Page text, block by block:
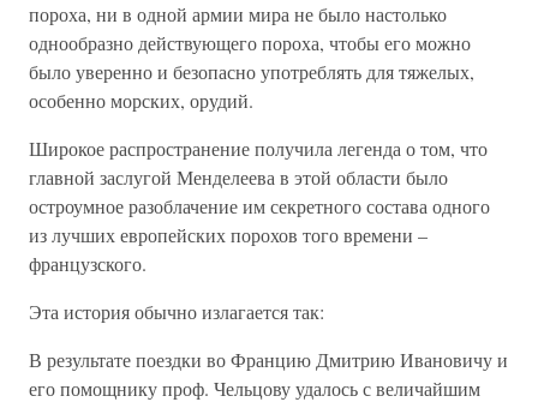
пороха, ни в одной армии мира не было настолько
однообразно действующего пороха, чтобы его можно
было уверенно и безопасно употреблять для тяжелых,
особенно морских, орудий.
Широкое распространение получила легенда о том, что
главной заслугой Менделеева в этой области было
остроумное разоблачение им секретного состава одного
из лучших европейских порохов того времени –
французского.
Эта история обычно излагается так:
В результате поездки во Францию Дмитрию Ивановичу и
его помощнику проф. Чельцову удалось с величайшим